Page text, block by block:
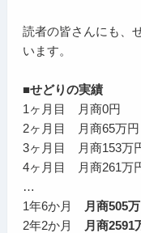
読者の皆さんにも、
います。
■せどりの実績
1ヶ月目 月商0円
2ヶ月目 月商65万円
3ヶ月目 月商153万
4ヶ月目 月商261万
…
1年6か月
月商505
2年2か月
月商2591